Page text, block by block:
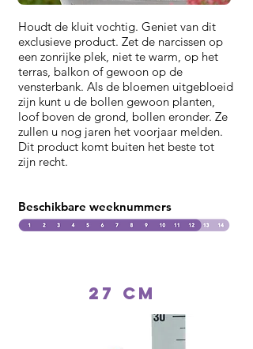
Houdt de kluit vochtig. Geniet van dit
exclusieve product. Zet de narcissen op
een zonrijke plek, niet te warm, op het
terras, balkon of gewoon op de
vensterbank. Als de bloemen uitgebloeid
zijn kunt u de bollen gewoon planten,
loof boven de grond, bollen eronder. Ze
zullen u nog jaren het voorjaar melden.
Dit product komt buiten het beste tot
zijn recht.
Beschikbare weeknummers
27 cm